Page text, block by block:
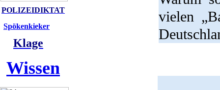
POLIZEIDIKTAT
Spökenkieker
Klage
Wissen
vielen